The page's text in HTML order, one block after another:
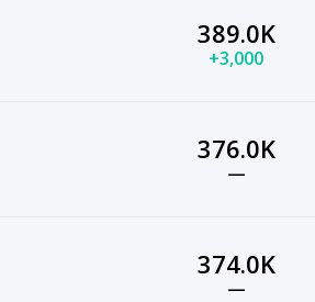
389.0K
+3,000
376.0K
—
374.0K
—